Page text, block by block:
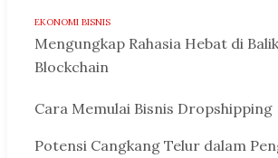
EKONOMI BISNIS
Mengungkap Rahasia Hebat di
Blockchain
Cara Memulai Bisnis Dropshipping
Potensi Cangkang Telur dalam